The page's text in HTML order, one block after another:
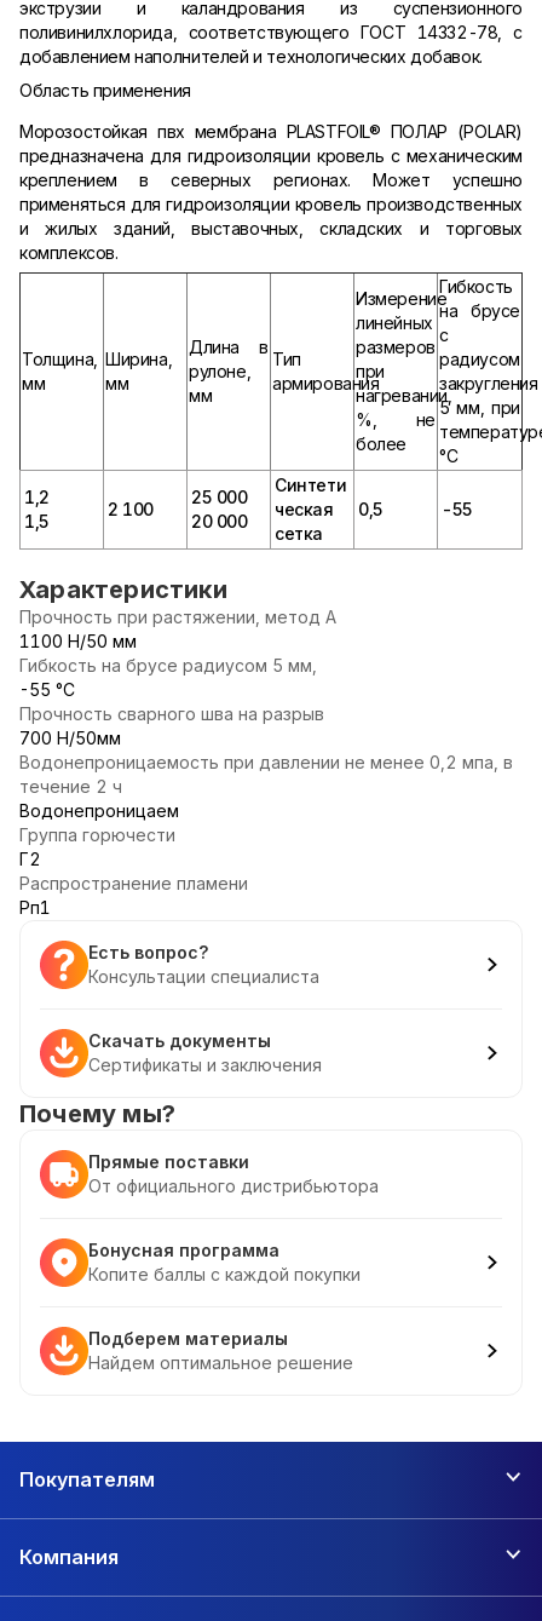
экструзии и каландрования из суспензионного
поливинилхлорида, соответствующего ГОСТ 14332-78, с
добавлением наполнителей и технологических добавок.
Область применения
Морозостойкая пвх мембрана PLASTFOIL® ПОЛАР (POLAR)
предназначена для гидроизоляции кровель с механическим
креплением в северных регионах. Может успешно
применяться для гидроизоляции кровель производственных
и жилых зданий, выставочных, складских и торговых
комплексов.
Толщина,
мм
Ширина,
мм
Длина в
рулоне,
мм
Тип
армирования
Измерение
линейных
размеров
при
нагревании,
%, не
более
Гибкость
на брусе
с
радиусом
закругления
5 мм, при
°С
1,2
1,5
2 100
25 000
20 000
Синтети
ческая
сетка
0,5 -55
Характеристики
Прочность при растяжении, метод А
1100 Н/50 мм
Гибкость на брусе радиусом 5 мм,
-55 °С
Прочность сварного шва на разрыв
700 Н/50мм
Водонепроницаемость при давлении не менее 0,2 мпа, в
течение 2 ч
Водонепроницаем
Группа горючести
Г2
Распространение пламени
Рп1
Есть вопрос?
Консультации специалиста
Скачать документы
Сертификаты и заключения
Почему мы?
Прямые поставки
От официального дистрибьютора
Бонусная программа
Копите баллы с каждой покупки
Подберем материалы
Найдем оптимальное решение
Покупателям
Компания